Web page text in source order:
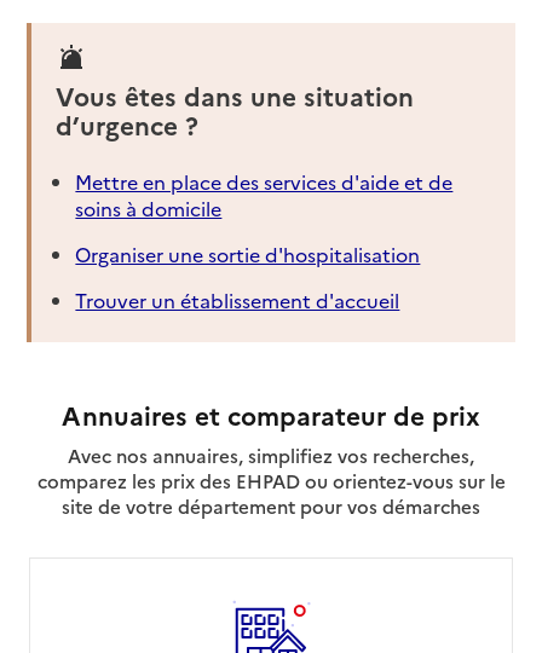
Vous êtes dans une situation
d’urgence ?
Mettre en place des services d'aide et de
soins à domicile
Organiser une sortie d'hospitalisation
Trouver un établissement d'accueil
Annuaires et comparateur de prix
Avec nos annuaires, simplifiez vos recherches,
comparez les prix des EHPAD ou orientez-vous sur le
site de votre département pour vos démarches